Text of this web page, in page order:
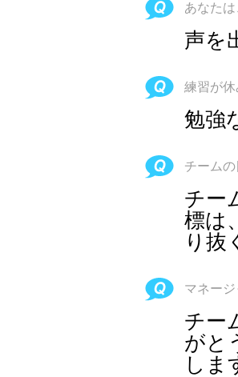
あなた
声を
練習が
勉強
チーム
チー
標は
り抜
マネー
チー
がと
しま